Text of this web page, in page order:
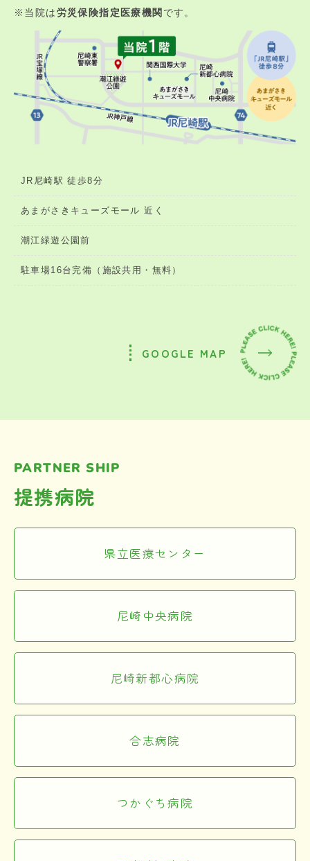
※当院は労災保険指定医療機関 です。
JR尼崎駅 徒歩8分
あまがさきキューズモール 近く
潮江緑遊公園前
駐車場16台完備（施設共用・無料）
GOOGLE MAP
PARTNER SHIP
提携病院
県立医療センター
尼崎中央病院
尼崎新都心病院
合志病院
つかぐち病院